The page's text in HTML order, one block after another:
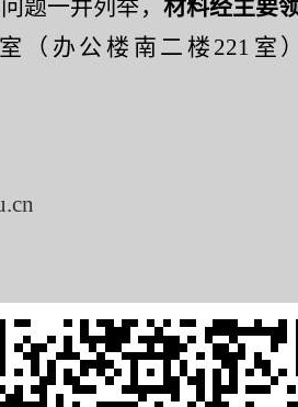
题一并列举 ， 材料经主要
（办公楼南 二楼 221 室）